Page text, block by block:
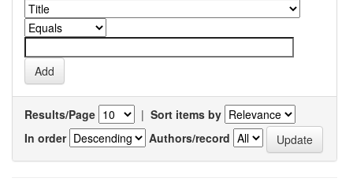
Results/Page | Sort items by
In order
Authors/record